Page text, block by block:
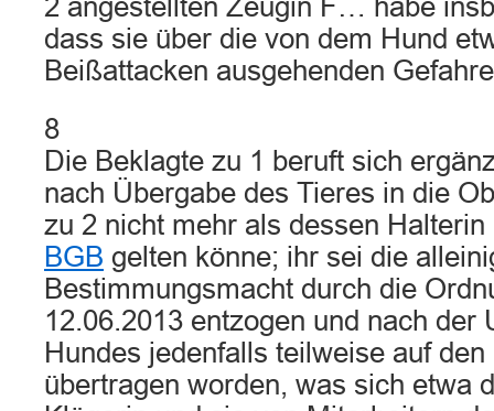
2 angestellten Zeugin F… habe
dass sie über die von dem Hund
Beißattacken ausgehenden
8
Die Beklagte zu 1 beruft sich
nach Übergabe des Tieres in die
zu 2 nicht mehr als dessen
BGB gelten könne; ihr sei die
Bestimmungsmacht durch die
12.06.2013 entzogen und nach der
Hundes jedenfalls teilweise auf
übertragen worden, was sich etwa